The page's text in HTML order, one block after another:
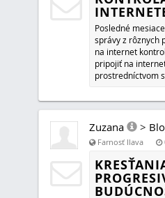
Požehnaná
Pápeži 19.
Advent
Tradičné sväté
Roráty
Štedrý večer v
Biblické dejiny
Biblické dejiny -
Kristova vôľa -
Vzbudenie
Príloha -
Misĳný